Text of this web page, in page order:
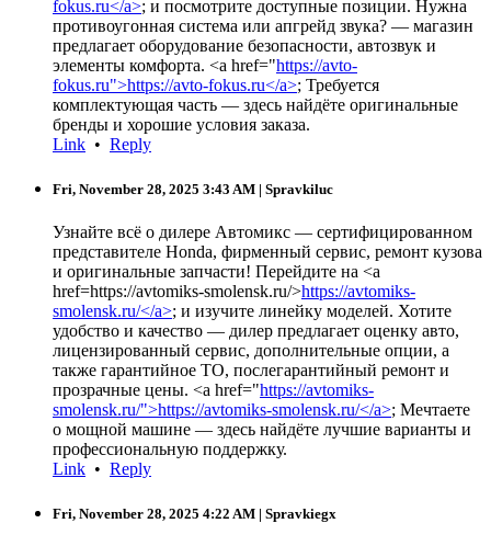
fokus.ru</a>; и посмотрите доступные позиции. Нужна
противоугонная система или апгрейд звука? — магазин
предлагает оборудование безопасности, автозвук и
элементы комфорта. <a href="https://avto-
fokus.ru">https://avto-fokus.ru</a>; Требуется
комплектующая часть — здесь найдёте оригинальные
бренды и хорошие условия заказа.
Link • Reply
Fri, November 28, 2025 3:43 AM | Spravkiluc
Узнайте всё о дилере Автомикс — сертифицированном
представителе Honda, фирменный сервис, ремонт кузова
и оригинальные запчасти! Перейдите на <a
href=https://avtomiks-smolensk.ru/>https://avtomiks-
smolensk.ru/</a>; и изучите линейку моделей. Хотите
удобство и качество — дилер предлагает оценку авто,
лицензированный сервис, дополнительные опции, а
также гарантийное ТО, послегарантийный ремонт и
прозрачные цены. <a href="https://avtomiks-
smolensk.ru/">https://avtomiks-smolensk.ru/</a>; Мечтаете
о мощной машине — здесь найдёте лучшие варианты и
профессиональную поддержку.
Link • Reply
Fri, November 28, 2025 4:22 AM | Spravkiegx